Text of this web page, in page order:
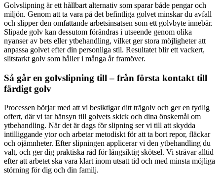
Golvslipning är ett hållbart alternativ som sparar både pengar och
miljön. Genom att ta vara på det befintliga golvet minskar du avfall
och slipper den omfattande arbetsinsatsen som ett golvbyte innebär.
Slipade golv kan dessutom förändras i utseende genom olika
nyanser av bets eller ytbehandling, vilket ger stora möjligheter att
anpassa golvet efter din personliga stil. Resultatet blir ett vackert,
slitstarkt golv som håller i många år framöver.
Så går en golvslipning till – från första kontakt till
färdigt golv
Processen börjar med att vi besiktigar ditt trägolv och ger en tydlig
offert, där vi tar hänsyn till golvets skick och dina önskemål om
ytbehandling. När det är dags för slipning ser vi till att skydda
intilliggande ytor och arbetar metodiskt för att ta bort repor, fläckar
och ojämnheter. Efter slipningen applicerar vi den ytbehandling du
valt, och ger dig praktiska råd för långsiktig skötsel. Vi strävar alltid
efter att arbetet ska vara klart inom utsatt tid och med minsta möjliga
störning för dig och din familj.